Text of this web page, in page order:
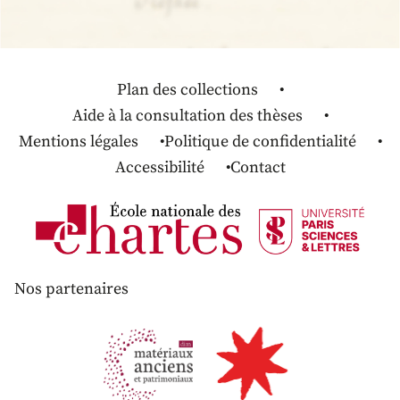
Plan des collections
Aide à la consultation des thèses
Mentions légales
Politique de confidentialité
Accessibilité
Contact
Nos partenaires